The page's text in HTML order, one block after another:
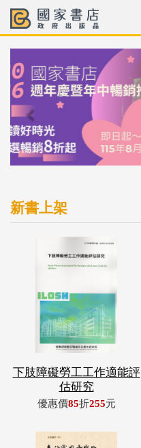
新書上架
下肢障礙勞工工作適能評
估研究
優惠價85折255元